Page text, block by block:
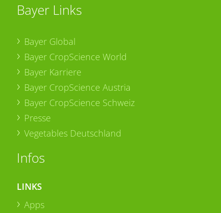
Bayer Links
Bayer Global
Bayer CropScience World
Bayer Karriere
Bayer CropScience Austria
Bayer CropScience Schweiz
Presse
Vegetables Deutschland
Infos
LINKS
Apps